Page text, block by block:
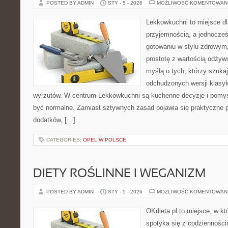
POSTED BY ADMIN STY - 5 - 2026 MOŻLIWOŚĆ
Lekkowkuchni to miejsce
przyjemnością, a
gotowaniu w stylu
prostotę z wartością
myślą o tych, którzy
odchudzonych wersji
wyrzutów. W centrum Lekkowkuchni są kuchenne decyzje i
być normalne. Zamiast sztywnych zasad pojawia się praktyczne
dodatków, […]
CATEGORIES: OPEL W POLSCE
DIETY ROŚLINNE I WEGANIZM
POSTED BY ADMIN STY - 5 - 2026 MOŻLIWOŚĆ
OKdieta.pl to miejsce, w
spotyka się z